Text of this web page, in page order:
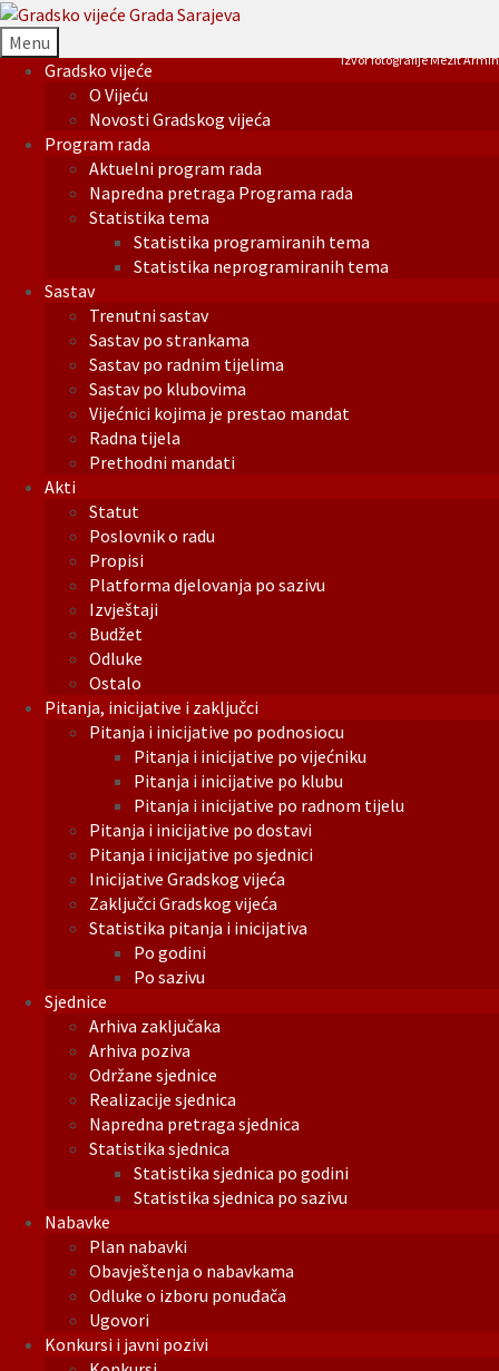
Menu
Gradsko vijeće
O Vijeću
Novosti Gradskog vijeća
Program rada
Aktuelni program rada
Napredna pretraga Programa rada
Statistika tema
Statistika programiranih tema
Statistika neprogramiranih tema
Sastav
Trenutni sastav
Sastav po strankama
Sastav po radnim tijelima
Sastav po klubovima
Vijećnici kojima je prestao mandat
Radna tijela
Prethodni mandati
Akti
Statut
Poslovnik o radu
Propisi
Platforma djelovanja po sazivu
Izvještaji
Budžet
Odluke
Ostalo
Pitanja, inicijative i zaključci
Pitanja i inicijative po podnosiocu
Pitanja i inicijative po vijećniku
Pitanja i inicijative po klubu
Pitanja i inicijative po radnom tijelu
Pitanja i inicijative po dostavi
Pitanja i inicijative po sjednici
Inicijative Gradskog vijeća
Zaključci Gradskog vijeća
Statistika pitanja i inicijativa
Po godini
Po sazivu
Sjednice
Arhiva zaključaka
Arhiva poziva
Održane sjednice
Realizacije sjednica
Napredna pretraga sjednica
Statistika sjednica
Statistika sjednica po godini
Statistika sjednica po sazivu
Nabavke
Plan nabavki
Obavještenja o nabavkama
Odluke o izboru ponuđača
Ugovori
Konkursi i javni pozivi
Izvor fotografije Mezit Armin